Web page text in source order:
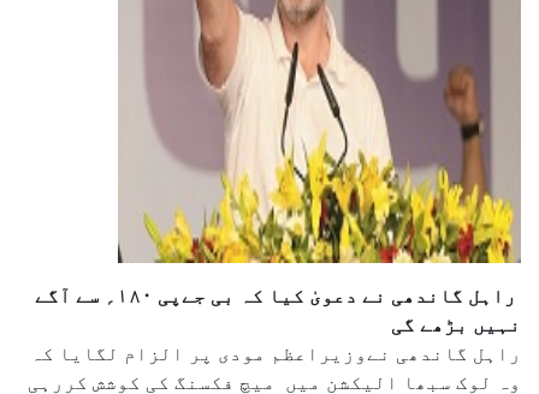
راہل گاندھی نے دعویٰ کیا کہ بی جےپی ۱۸۰؍ سے آگے
نہیں بڑھے گی
راہل گاندھی نےوزیراعظم مودی پر الزام لگایا کہ
وہ لوک سبھا الیکشن میں میچ فکسنگ کی کوشش کررہی